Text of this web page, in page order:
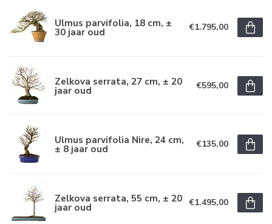
Ulmus parvifolia, 18 cm, ±
30 jaar oud €1.795,00
Zelkova serrata, 27 cm, ± 20
jaar oud €595,00
Ulmus parvifolia Nire, 24 cm,
± 8 jaar oud €135,00
Zelkova serrata, 55 cm, ± 20
jaar oud €1.495,00